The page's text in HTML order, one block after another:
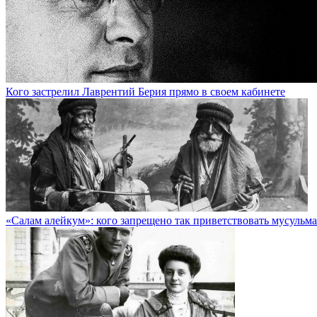
Кого застрелил Лаврентий Берия прямо в своем кабинете
«Салам алейкум»: кого запрещено так приветствовать